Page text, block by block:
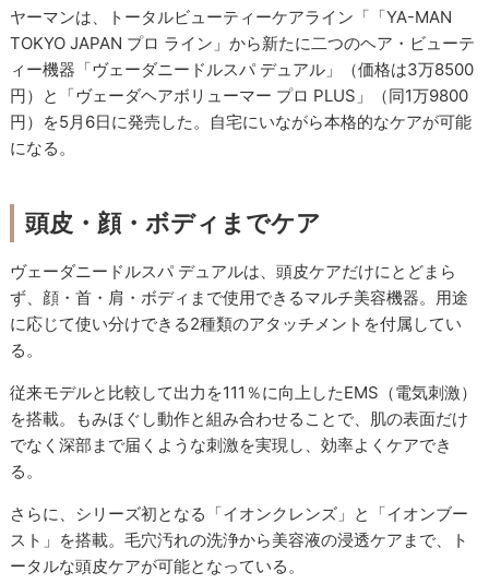
ヤーマンは、トータルビューティーケアライン「「YA-MAN
TOKYO JAPAN プロ ライン」から新たに二つのヘア・ビューテ
ィー機器「ヴェーダニードルスパ デュアル」（価格は3万8500
円）と「ヴェーダヘアボリューマー プロ PLUS」（同1万9800
円）を5月6日に発売した。自宅にいながら本格的なケアが可能
になる。
頭皮・顔・ボディまでケア
ヴェーダニードルスパ デュアルは、頭皮ケアだけにとどまら
ず、顔・首・肩・ボディまで使用できるマルチ美容機器。用途
に応じて使い分けできる2種類のアタッチメントを付属してい
る。
従来モデルと比較して出力を111％に向上したEMS（電気刺激）
を搭載。もみほぐし動作と組み合わせることで、肌の表面だけ
でなく深部まで届くような刺激を実現し、効率よくケアでき
る。
さらに、シリーズ初となる「イオンクレンズ」と「イオンブー
スト」を搭載。毛穴汚れの洗浄から美容液の浸透ケアまで、ト
ータルな頭皮ケアが可能となっている。